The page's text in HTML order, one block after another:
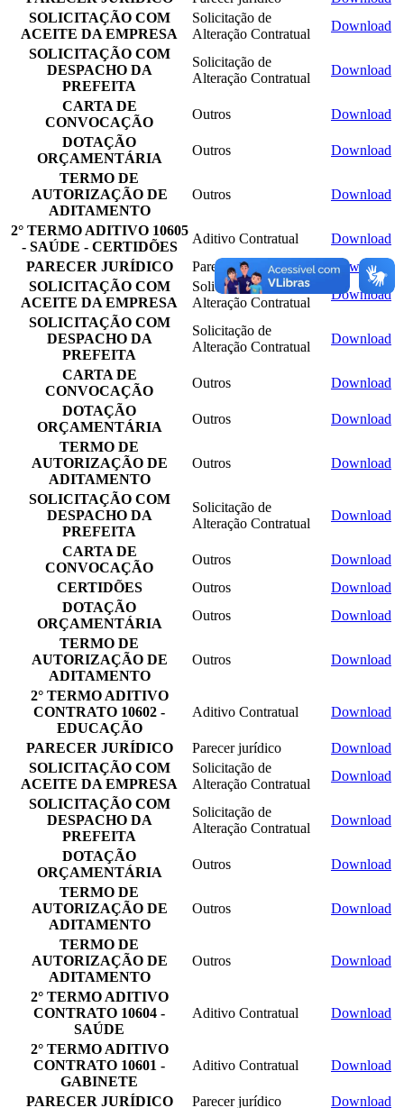
SOLICITAÇÃO COM
ACEITE DA EMPRESA
Solicitação de
Alteração Contratual
Download
SOLICITAÇÃO COM
DESPACHO DA
PREFEITA
Solicitação de
Alteração Contratual
Download
CARTA DE
CONVOCAÇÃO
Outros
Download
DOTAÇÃO
ORÇAMENTÁRIA
Outros
Download
TERMO DE
AUTORIZAÇÃO DE
ADITAMENTO
Outros Download
2° TERMO ADITIVO 10605
- SAÚDE - CERTIDÕES
Aditivo Contratual
Download
PARECER JURÍDICO
Parecer jurídico
Download
SOLICITAÇÃO COM
ACEITE DA EMPRESA
Solicitação de
Alteração Contratual
Download
SOLICITAÇÃO COM
DESPACHO DA
PREFEITA
Solicitação de
Alteração Contratual
Download
CARTA DE
CONVOCAÇÃO
Outros
Download
DOTAÇÃO
ORÇAMENTÁRIA
Outros
Download
TERMO DE
AUTORIZAÇÃO DE
ADITAMENTO
Outros Download
SOLICITAÇÃO COM
DESPACHO DA
PREFEITA
Solicitação de
Alteração Contratual
Download
CARTA DE
CONVOCAÇÃO
Outros
Download
CERTIDÕES
Outros
Download
DOTAÇÃO
ORÇAMENTÁRIA
Outros
Download
TERMO DE
AUTORIZAÇÃO DE
ADITAMENTO
Outros Download
2° TERMO ADITIVO
CONTRATO 10602 -
EDUCAÇÃO
Aditivo Contratual Download
PARECER JURÍDICO Parecer jurídico
Download
SOLICITAÇÃO COM
ACEITE DA EMPRESA
Solicitação de
Alteração Contratual
Download
SOLICITAÇÃO COM
DESPACHO DA
PREFEITA
Solicitação de
Alteração Contratual
Download
DOTAÇÃO
ORÇAMENTÁRIA
Outros
Download
TERMO DE
AUTORIZAÇÃO DE
ADITAMENTO
Outros Download
TERMO DE
AUTORIZAÇÃO DE
ADITAMENTO
Outros Download
2° TERMO ADITIVO
CONTRATO 10604 -
SAÚDE
Aditivo Contratual Download
2° TERMO ADITIVO
CONTRATO 10601 -
GABINETE
Aditivo Contratual Download
PARECER JURÍDICO Parecer jurídico
Download